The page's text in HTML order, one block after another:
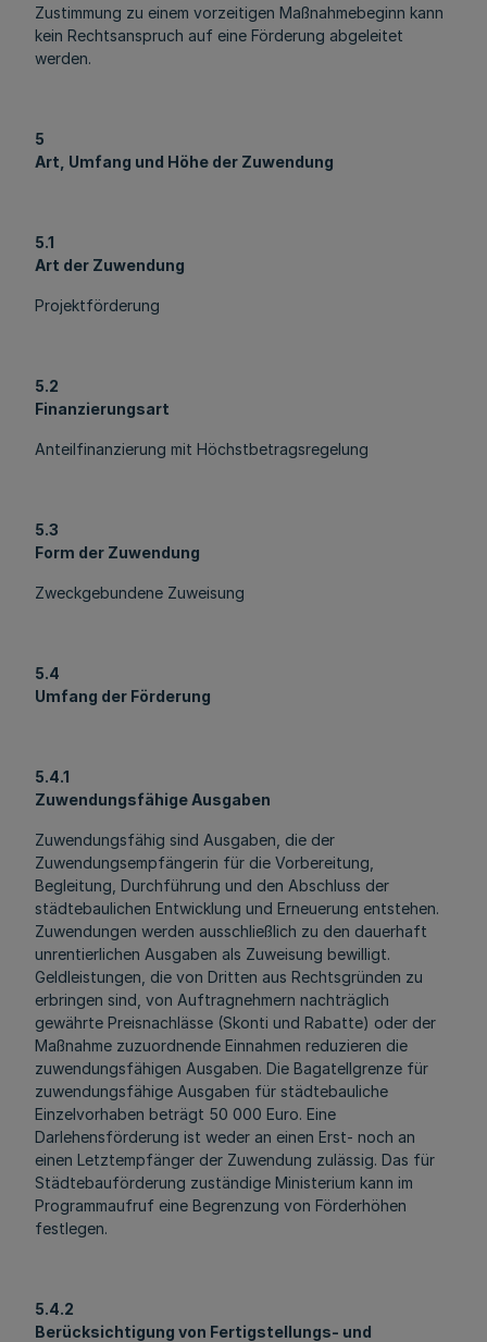
Zustimmung zu einem vorzeitigen Maßnahmebeginn kann
kein Rechtsanspruch auf eine Förderung abgeleitet
werden.
5
Art, Umfang und Höhe der Zuwendung
5.1
Art der Zuwendung
Projektförderung
5.2
Finanzierungsart
Anteilfinanzierung mit Höchstbetragsregelung
5.3
Form der Zuwendung
Zweckgebundene Zuweisung
5.4
Umfang der Förderung
5.4.1
Zuwendungsfähige Ausgaben
Zuwendungsfähig sind Ausgaben, die der
Zuwendungsempfängerin für die Vorbereitung,
Begleitung, Durchführung und den Abschluss der
städtebaulichen Entwicklung und Erneuerung entstehen.
Zuwendungen werden ausschließlich zu den dauerhaft
unrentierlichen Ausgaben als Zuweisung bewilligt.
Geldleistungen, die von Dritten aus Rechtsgründen zu
erbringen sind, von Auftragnehmern nachträglich
gewährte Preisnachlässe (Skonti und Rabatte) oder der
Maßnahme zuzuordnende Einnahmen reduzieren die
zuwendungsfähigen Ausgaben. Die Bagatellgrenze für
zuwendungsfähige Ausgaben für städtebauliche
Einzelvorhaben beträgt 50 000 Euro. Eine
Darlehensförderung ist weder an einen Erst- noch an
einen Letztempfänger der Zuwendung zulässig. Das für
Städtebauförderung zuständige Ministerium kann im
Programmaufruf eine Begrenzung von Förderhöhen
festlegen.
5.4.2
Berücksichtigung von Fertigstellungs- und